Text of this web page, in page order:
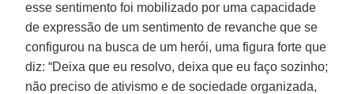
esse sentimento foi mobilizado por uma capacidade
de expressão de um sentimento de revanche que se
configurou na busca de um herói, uma figura forte que
diz: “Deixa que eu resolvo, deixa que eu faço sozinho;
não preciso de ativismo e de sociedade organizada,